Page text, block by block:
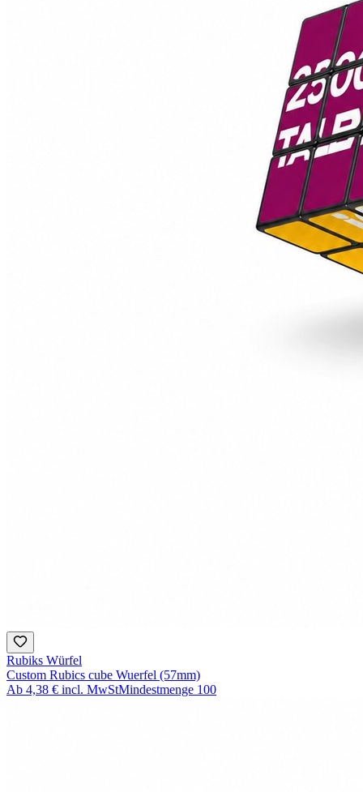
Rubiks Würfel
Custom Rubics cube Wuerfel (57mm)
Ab 4,38 € incl. MwStMindestmenge 100